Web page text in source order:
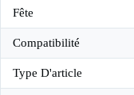
Fête
Compatibilité
Type D'article